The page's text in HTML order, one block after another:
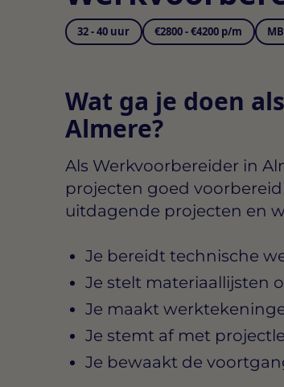
32 - 40 uur €2800 - €4200 p/m
Wat ga je doen
Almere?
Als Werkvoorbereider in
projecten goed
uitdagende projecten en
Je bereidt technische
Je stelt materiaallijsten
Je maakt
Je stemt af met
Je bewaakt de